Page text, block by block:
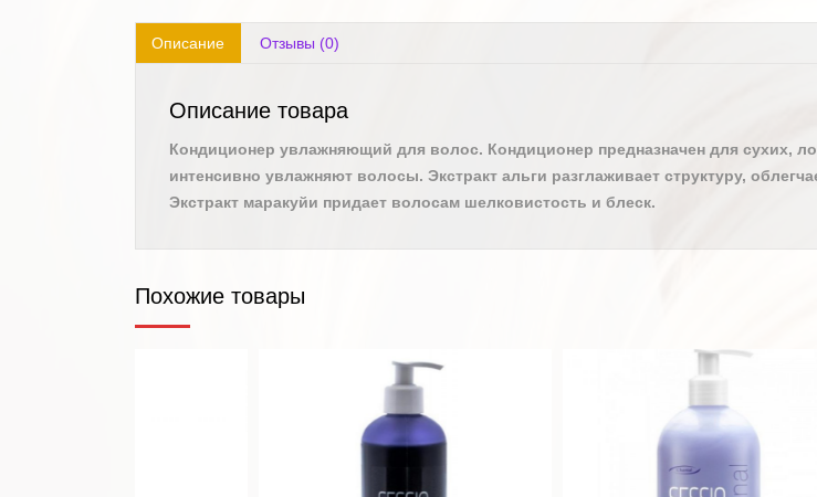
Описание Отзывы (0)
Описание товара
Кондиционер увлажняющий для волос. Кондиционер предназначен для сухих,
интенсивно увлажняют волосы. Экстракт альги разглаживает структуру,
Экстракт маракуйи придает волосам шелковистость и блеск.
Похожие товары